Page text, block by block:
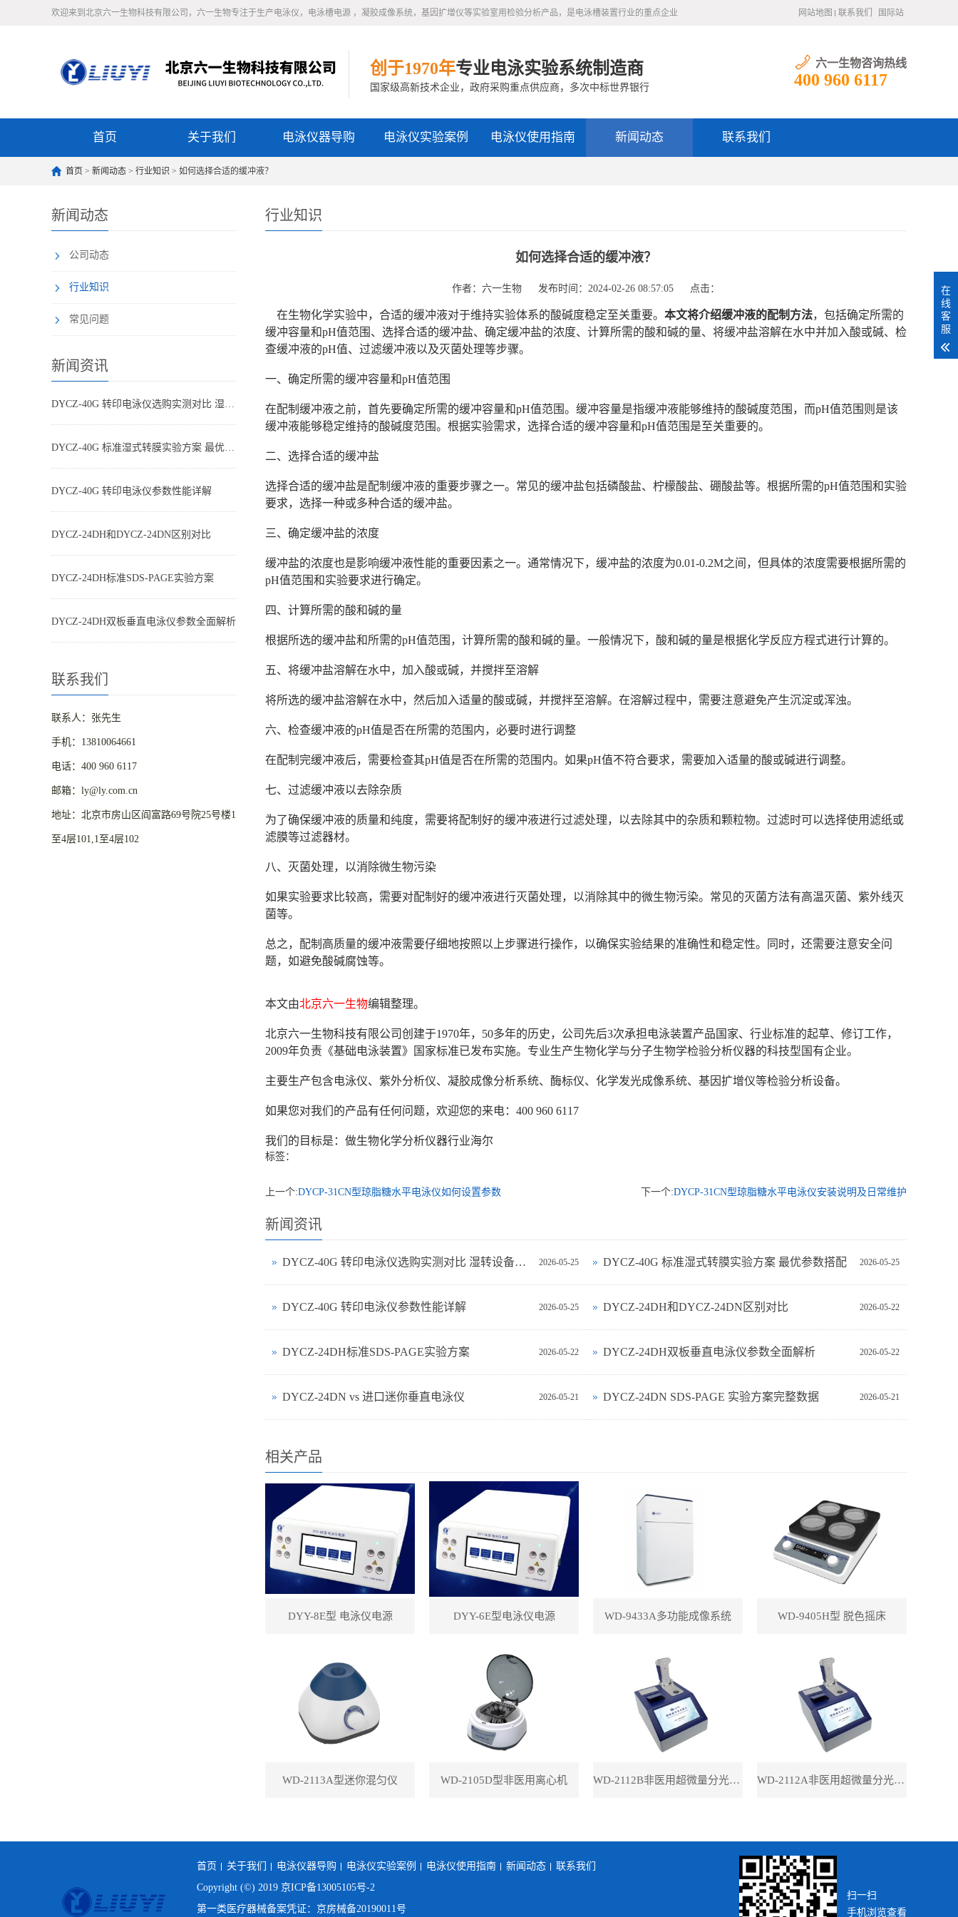
欢迎来到北京六一生物科技有限公司，六一生物专注于生产电泳仪，电泳槽电源 ，凝胶成像系统，基因扩增仪等实验室用检验分析产品，是电泳槽装置行业的重点企业 网站地图 联系我们 国际站
创于1970年专业电泳实验系统制造商
国家级高新技术企业，政府采购重点供应商，多次中标世界银行
六一生物咨询热线
400 960 6117
首页 关于我们 电泳仪器导购 电泳仪实验案例 电泳仪使用指南 新闻动态 联系我们
首页 > 新闻动态 > 行业知识 > 如何选择合适的缓冲液？
新闻动态
公司动态
行业知识
常见问题
新闻资讯
DYCZ-40G 转印电泳仪选购实测对比 湿转设备怎么选不踩坑
DYCZ-40G 标准湿式转膜实验方案 最优参数搭配
DYCZ-40G 转印电泳仪参数性能详解
DYCZ-24DH和DYCZ-24DN区别对比
DYCZ-24DH标准SDS-PAGE实验方案
DYCZ-24DH双板垂直电泳仪参数全面解析
联系我们
联系人：张先生
手机：13810064661
电话：400 960 6117
邮箱：ly@ly.com.cn
地址：北京市房山区阎富路69号院25号楼1
至4层101,1至4层102
行业知识
如何选择合适的缓冲液？
作者：六一生物 发布时间：2024-02-26 08:57:05 点击：
在生物化学实验中，合适的缓冲液对于维持实验体系的酸碱度稳定至关重要。 本文将介绍缓冲液的配制方法，包括确定所需的
缓冲容量和pH值范围、选择合适的缓冲盐、确定缓冲盐的浓度、计算所需的酸和碱的量、将缓冲盐溶解在水中并加入酸或碱、检
查缓冲液的pH值、过滤缓冲液以及灭菌处理等步骤。
一、确定所需的缓冲容量和pH值范围
在配制缓冲液之前，首先要确定所需的缓冲容量和pH值范围。缓冲容量是指缓冲液能够维持的酸碱度范围，而pH值范围则是该
缓冲液能够稳定维持的酸碱度范围。根据实验需求，选择合适的缓冲容量和pH值范围是至关重要的。
二、选择合适的缓冲盐
选择合适的缓冲盐是配制缓冲液的重要步骤之一。常见的缓冲盐包括磷酸盐、柠檬酸盐、硼酸盐等。根据所需的pH值范围和实验
要求，选择一种或多种合适的缓冲盐。
三、确定缓冲盐的浓度
缓冲盐的浓度也是影响缓冲液性能的重要因素之一。通常情况下，缓冲盐的浓度为0.01-0.2M之间，但具体的浓度需要根据所需的
pH值范围和实验要求进行确定。
四、计算所需的酸和碱的量
根据所选的缓冲盐和所需的pH值范围，计算所需的酸和碱的量。一般情况下，酸和碱的量是根据化学反应方程式进行计算的。
五、将缓冲盐溶解在水中，加入酸或碱，并搅拌至溶解
将所选的缓冲盐溶解在水中，然后加入适量的酸或碱，并搅拌至溶解。在溶解过程中，需要注意避免产生沉淀或浑浊。
六、检查缓冲液的pH值是否在所需的范围内，必要时进行调整
在配制完缓冲液后，需要检查其pH值是否在所需的范围内。如果pH值不符合要求，需要加入适量的酸或碱进行调整。
七、过滤缓冲液以去除杂质
为了确保缓冲液的质量和纯度，需要将配制好的缓冲液进行过滤处理，以去除其中的杂质和颗粒物。过滤时可以选择使用滤纸或
滤膜等过滤器材。
八、灭菌处理，以消除微生物污染
如果实验要求比较高，需要对配制好的缓冲液进行灭菌处理，以消除其中的微生物污染。常见的灭菌方法有高温灭菌、紫外线灭
菌等。
总之，配制高质量的缓冲液需要仔细地按照以上步骤进行操作，以确保实验结果的准确性和稳定性。同时，还需要注意安全问
题，如避免酸碱腐蚀等。
本文由北京六一生物编辑整理。
北京六一生物科技有限公司创建于1970年，50多年的历史，公司先后3次承担电泳装置产品国家、行业标准的起草、修订工作，
2009年负责《基础电泳装置》国家标准已发布实施。专业生产生物化学与分子生物学检验分析仪器的科技型国有企业。
主要生产包含电泳仪、紫外分析仪、凝胶成像分析系统、酶标仪、化学发光成像系统、基因扩增仪等检验分析设备。
如果您对我们的产品有任何问题，欢迎您的来电：400 960 6117
我们的目标是：做生物化学分析仪器行业海尔
标签：
上一个:DYCP-31CN型琼脂糖水平电泳仪如何设置参数 下一个:DYCP-31CN型琼脂糖水平电泳仪安装说明及日常维护
新闻资讯
2026-05-25
DYCZ-40G 转印电泳仪选购实测对比 湿转设备怎么选不踩坑 2026-05-25
DYCZ-40G 标准湿式转膜实验方案 最优参数搭配
2026-05-25
DYCZ-40G 转印电泳仪参数性能详解 2026-05-22
DYCZ-24DH和DYCZ-24DN区别对比
2026-05-22
DYCZ-24DH标准SDS-PAGE实验方案 2026-05-22
DYCZ-24DH双板垂直电泳仪参数全面解析
2026-05-21
DYCZ‑24DN vs 进口迷你垂直电泳仪 2026-05-21
DYCZ‑24DN SDS‑PAGE 实验方案完整数据
相关产品
DYY-8E型 电泳仪电源 DYY-6E型电泳仪电源 WD-9433A多功能成像系统 WD-9405H型 脱色摇床
WD-2113A型迷你混匀仪 WD-2105D型非医用离心机 WD-2112B非医用超微量分光光度计（带荧光） WD-2112A非医用超微量分光光度计（不带荧光）
首页 关于我们 电泳仪器导购 电泳仪实验案例 电泳仪使用指南 新闻动态
联系我们
Copyright (©) 2019 京ICP备13005105号-2
第一类医疗器械备案凭证：京房械备20190011号
扫一扫
手机浏览查看
在
线
客
服